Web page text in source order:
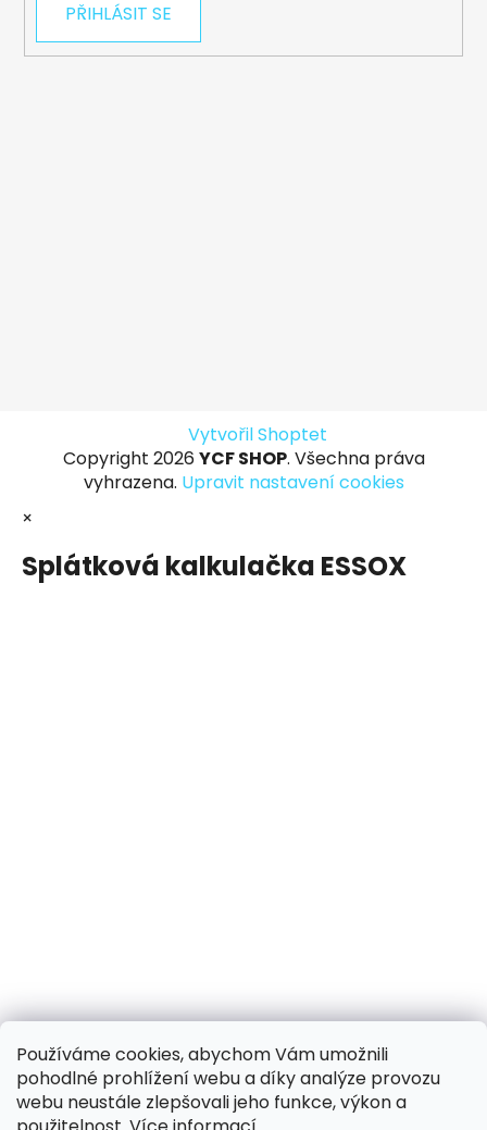
Používáme cookies, abychom Vám umožnili
pohodlné prohlížení webu a díky analýze provozu
webu neustále zlepšovali jeho funkce, výkon a
PŘIHLÁSIT SE
Vytvořil Shoptet
Copyright 2026 YCF SHOP. Všechna práva
vyhrazena. Upravit nastavení cookies
×
Splátková kalkulačka ESSOX